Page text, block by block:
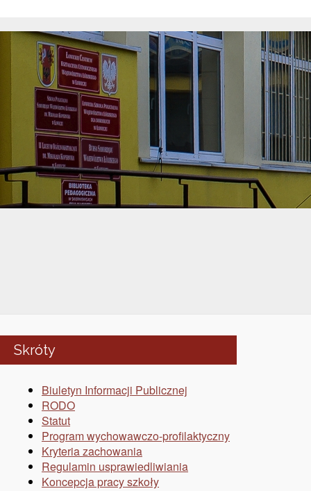
Skróty
Biuletyn Informacji Publicznej
RODO
Statut
Program wychowawczo-profilaktyczny
Kryteria zachowania
Regulamin usprawiedliwiania
Koncepcja pracy szkoły